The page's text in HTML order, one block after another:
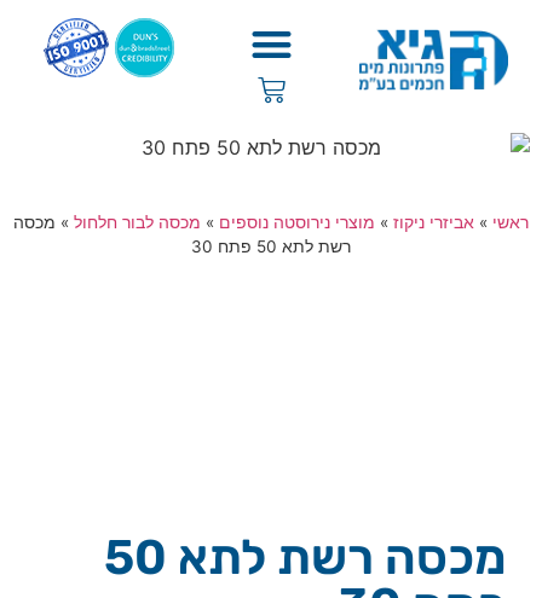
ראשי » אביזרי ניקוז » מוצרי נירוסטה נוספים » מכסה לבור חלחול » מכסה
רשת לתא 50 פתח 30
מכסה רשת לתא 50